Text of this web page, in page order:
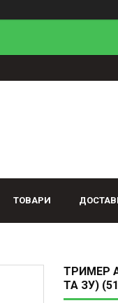
ТОВАРИ
ТРИМЕР
ТА ЗУ)